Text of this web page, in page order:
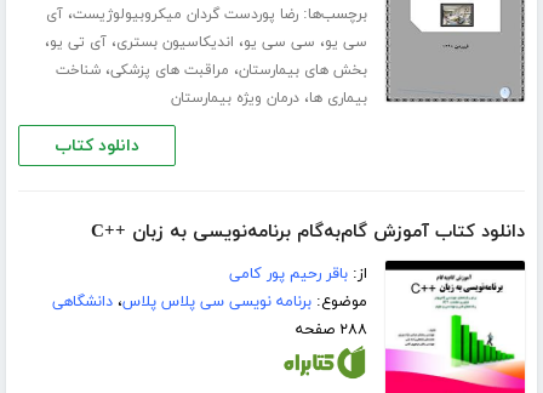
برچسب‌ها:رضا پوردست گردان میکروبیولوژیست،آی
سی یو، سی سی یو، اندیکاسیون بستری،آی تی یو،
بخش های بیمارستان، مراقبت های پزشکی،شناخت
بیماری ها،درمان ویژه بیمارستان
دانلود کتاب
دانلود کتاب آموزش گام‌به‌گام برنامه‌نویسی به زبان ++C
از:باقر رحیم پور کامی
موضوع:برنامه نویسی سی پلاس پلاس،دانشگاهی
۲۸۸ صفحه